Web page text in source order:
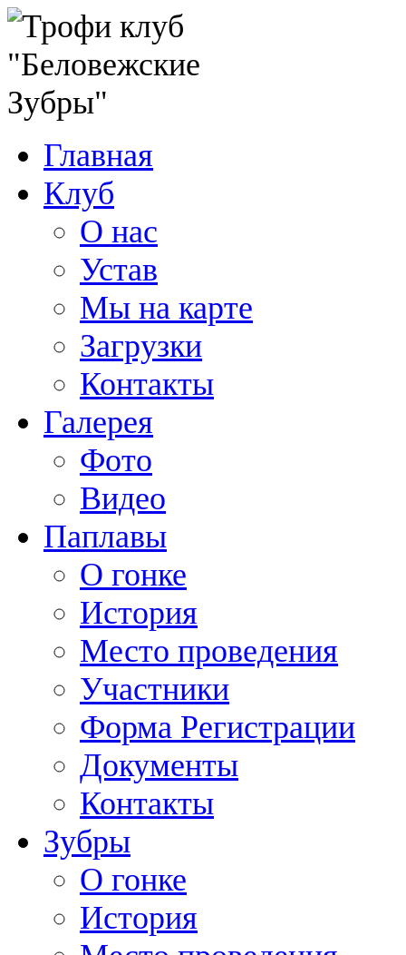
Главная
Клуб
О нас
Устав
Мы на карте
Загрузки
Контакты
Галерея
Фото
Видео
Паплавы
О гонке
История
Место проведения
Участники
Форма Регистрации
Документы
Контакты
Зубры
О гонке
История